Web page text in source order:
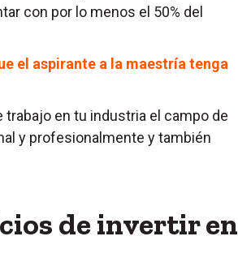
con por lo menos el 50% del
el aspirante a la maestría tenga
en tu industria el campo de
y profesionalmente y también
de invertir en